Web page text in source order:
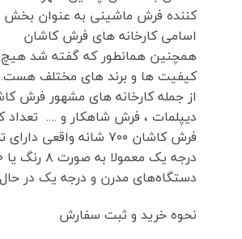
کننده فرش ماشینی به عنوان بخش
اسامی کارخانه های فرش کاشان
همچنین همانطور که گفته شد هیچ
کیفیت ها و برند های مختلف هست.
از جمله کارخانه های مشهور فرش
دیپلمات ، فرش شاهکار و …. تعداد
دستگاه‌های مدرن و درجه یک در
نحوه خرید و ثبت سفارش